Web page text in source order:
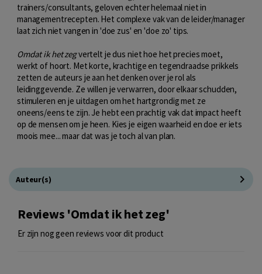
trainers/consultants, geloven echter helemaal niet in
managementrecepten. Het complexe vak van de leider/manager
laat zich niet vangen in 'doe zus' en 'doe zo' tips.
Omdat ik het zegvertelt je dus niet hoe het precies moet,
werkt of hoort. Met korte, krachtige en tegendraadse prikkels
zetten de auteurs je aan het denken over je rol als
leidinggevende. Ze willen je verwarren, door elkaar schudden,
stimuleren en je uitdagen om het hartgrondig met ze
oneens/eens te zijn. Je hebt een prachtig vak dat impact heeft
op de mensen om je heen. Kies je eigen waarheid en doe er iets
moois mee... maar dat was je toch al van plan.
Auteur(s)
Reviews 'Omdat ik het zeg'
Er zijn nog geen reviews voor dit product